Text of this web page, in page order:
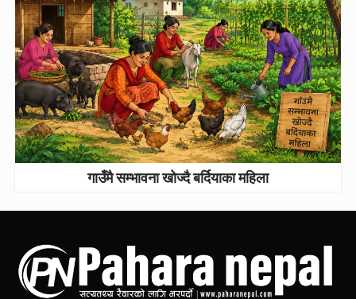
गाउँमै सम्भावना खोज्दै बर्दियाका महिला